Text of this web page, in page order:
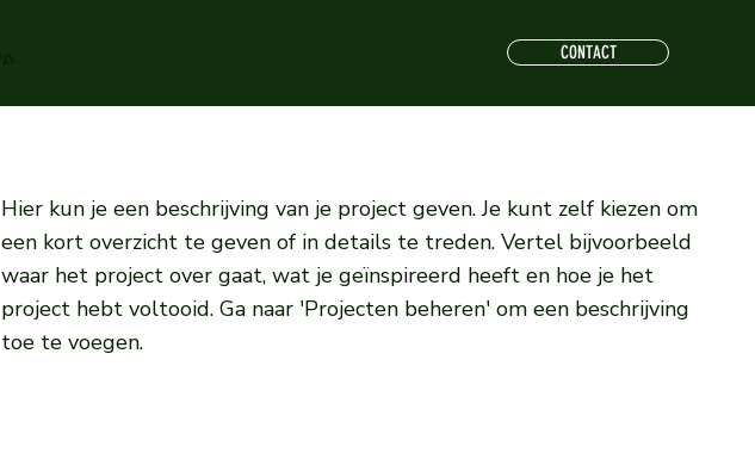
CONTACT
Hier kun je een beschrijving van je project geven. Je kunt zelf kiezen om
een kort overzicht te geven of in details te treden. Vertel bijvoorbeeld
waar het project over gaat, wat je geïnspireerd heeft en hoe je het
project hebt voltooid. Ga naar 'Projecten beheren' om een beschrijving
toe te voegen.